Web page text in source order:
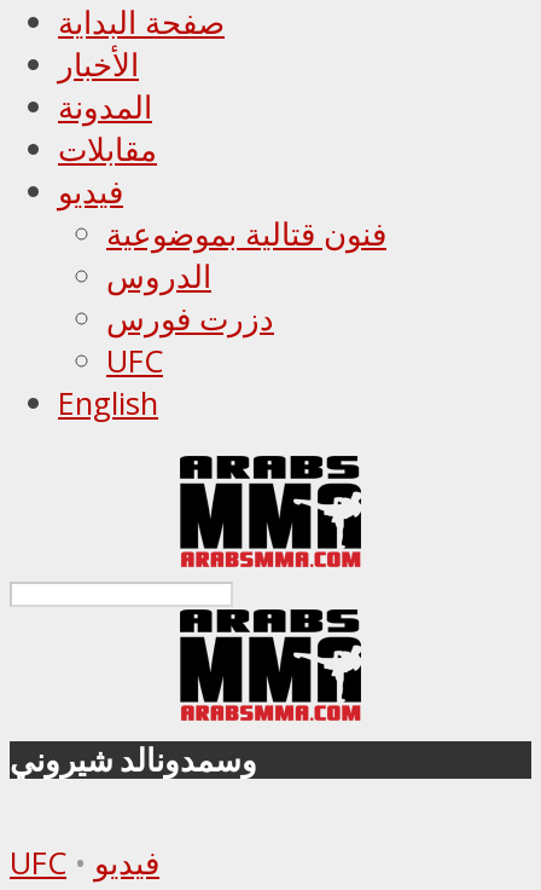
صفحة البداية
الأخبار
المدونة
مقابلات
فيديو
فنون قتالية بموضوعية
الدروس
دزرت فورس
UFC
English
وسمدونالد شيروني
UFC • فيديو